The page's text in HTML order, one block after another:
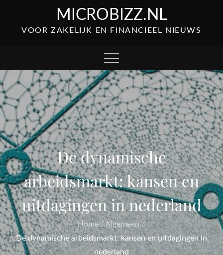
content
MICROBIZZ.NL
VOOR ZAKELIJK EN FINANCIEEL NIEUWS
De dynamische
arbeidsmarkt: kansen en
uitdagingen in nederland
Home
Algemeen
De dynamische arbeidsmarkt: kansen en uitdagingen in
nederland